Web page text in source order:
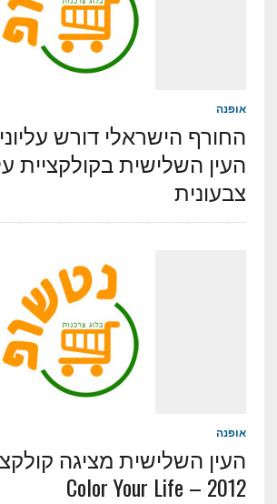
אופנה
החורף הישראלי דורש
העין השלישית בקולקציית
צבעונית
אופנה
העין השלישית מציגה
2012 – Color Your Life